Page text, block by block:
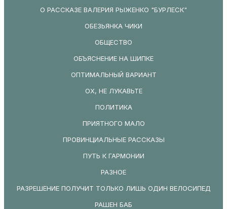
О РАССКАЗЕ ВАЛЕРИЯ РЫЖЕНКО "БУРЛЕСК"
ОБЕЗЬЯНКА ЧИКИ
ОБЩЕСТВО
ОБЪЯСНЕНИЕ НА ШИПКЕ
ОПТИМАЛЬНЫЙ ВАРИАНТ
ОХ, НЕ ЛУКАВЬТЕ
ПОЛИТИКА
ПРИЯТНОГО МАЛО
ПРОВИНЦИАЛЬНЫЕ РАССКАЗЫ
ПУТЬ К ГАРМОНИИ
РАЗНОЕ
РАЗРЕШЕНИЕ ПОЛУЧИТ ТОЛЬКО ЛИШЬ ОДИН ВЕЛОСИПЕД
РАШЕН БАБ